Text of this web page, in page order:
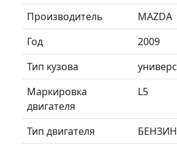
Производитель
MAZDA
Год
2009
Тип кузова
Маркировка
двигателя
L5
Тип двигателя
БЕНЗИН